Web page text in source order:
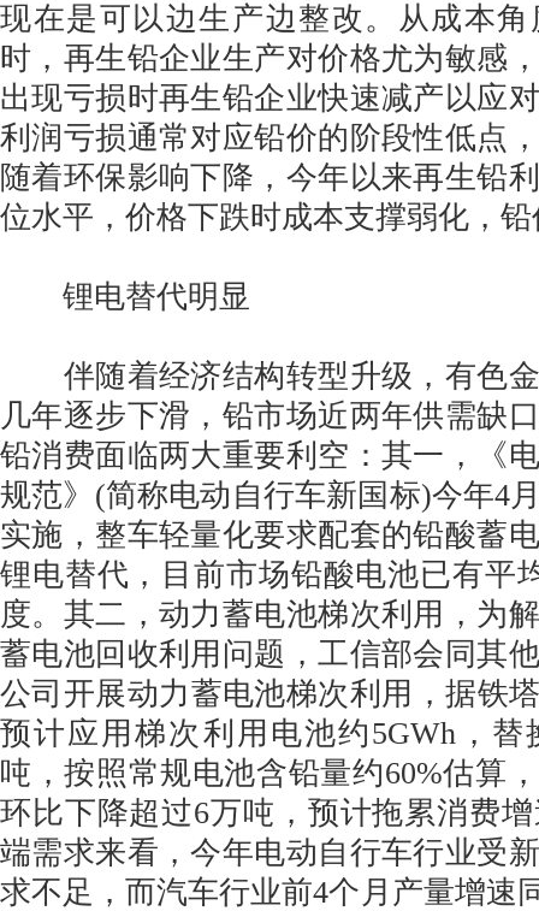
现在是可以边生产边整改。从成本
时，再生铅企业生产对价格尤为敏感
出现亏损时再生铅企业快速减产以应
利润亏损通常对应铅价的阶段性低点
随着环保影响下降，今年以来再生铅
位水平，价格下跌时成本支撑弱化，
锂电替代明显
伴随着经济结构转型升级，有色金
几年逐步下滑，铅市场近两年供需缺
铅消费面临两大重要利空：其一，《
规范》(简称电动自行车新国标)今年4
实施，整车轻量化要求配套的铅酸蓄
锂电替代，目前市场铅酸电池已有平
度。其二，动力蓄电池梯次利用，为
蓄电池回收利用问题，工信部会同其
公司开展动力蓄电池梯次利用，据铁
预计应用梯次利用电池约5GWh，替
吨，按照常规电池含铅量约60%估算
环比下降超过6万吨，预计拖累消费
端需求来看，今年电动自行车行业受
求不足，而汽车行业前4个月产量增速